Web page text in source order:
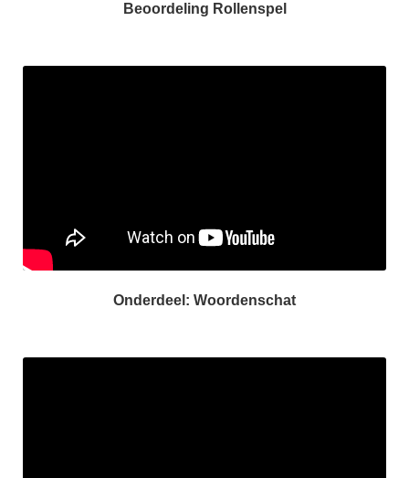
Beoordeling Rollenspel
Onderdeel: Woordenschat